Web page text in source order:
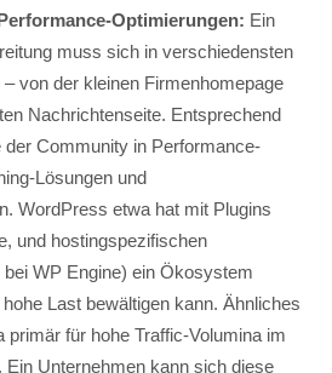
Optimierungen: Ein
muss sich in verschiedensten
von der kleinen Firmenhomepage
Nachrichtenseite. Entsprechend
der Community in Performance-
Lösungen und
WordPress etwa hat mit Plugins
und hostingspezifischen
WP Engine) ein Ökosystem
Last bewältigen kann. Ähnliches
primär für hohe Traffic-Volumina im
Ein Unternehmen kann sich diese